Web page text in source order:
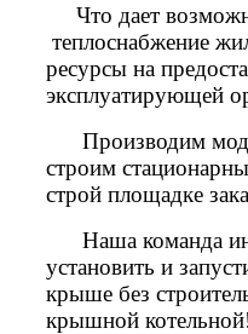
Что дает
теплоснабжение
ресурсы на
эксплуатирующей
Производим
строим
строй площадке
Наша команда
установить и
крыше без
крышной